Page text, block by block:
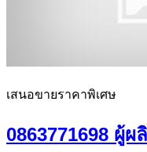
เสนอขายราคาพิเศษ
0863771698 ผู้